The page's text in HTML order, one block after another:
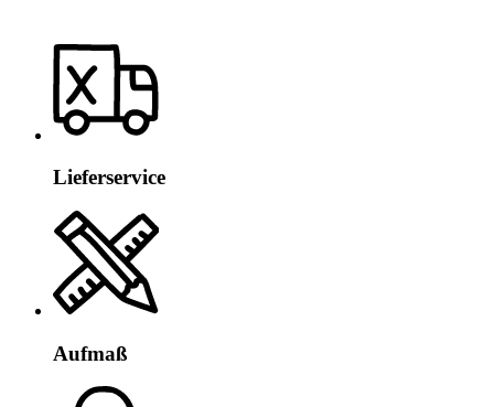
Lieferservice
Aufmaß